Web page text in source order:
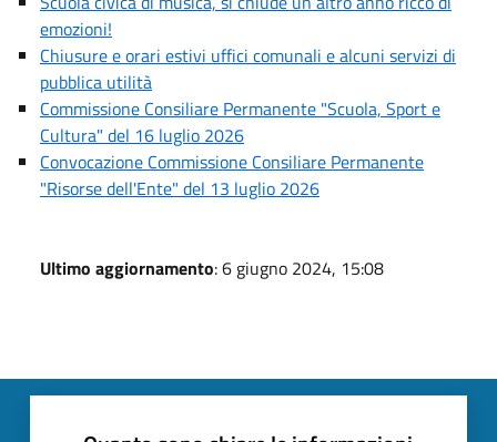
emozioni!
Chiusure e orari estivi uffici comunali e alcuni servizi di
pubblica utilità
Commissione Consiliare Permanente "Scuola, Sport e
Cultura" del 16 luglio 2026
Convocazione Commissione Consiliare Permanente
"Risorse dell'Ente" del 13 luglio 2026
Ultimo aggiornamento: 6 giugno 2024, 15:08